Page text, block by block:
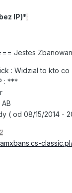
IP)*:
Jestes
: Widzial to kto co
: ***
( od 08/15/2014 -